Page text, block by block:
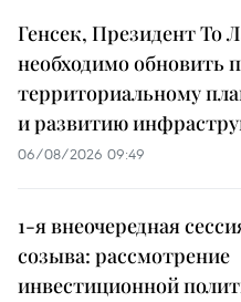
Генсек, Президент То
необходимо обновить
территориальному
и развитию
06/08/2026 09:49
1-я внеочередная
созыва: рассмотрение
инвестиционной